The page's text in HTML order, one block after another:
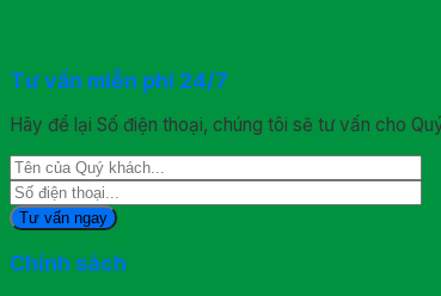
Tư vấn miễn phí 24/7
Hãy để lại Số điện thoại, chúng tôi sẽ tư vấn cho
Chính sách